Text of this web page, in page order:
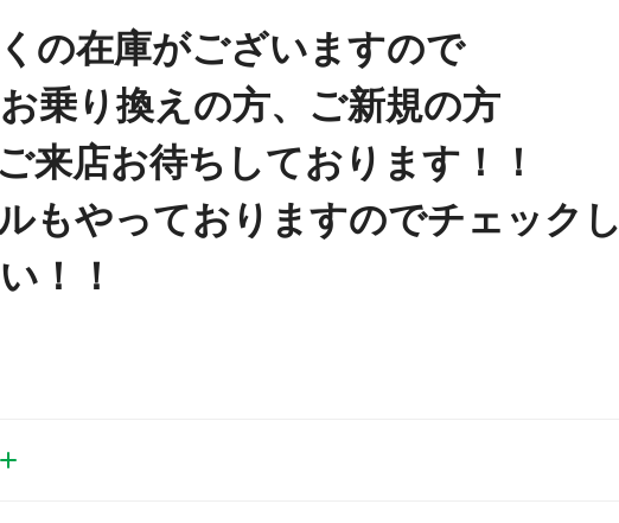
の在庫がございますので
乗り換えの方、ご新規の方
来店お待ちしております！！
もやっておりますのでチェックし
！！